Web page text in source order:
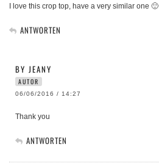
I love this crop top, have a very similar one 🙂
ANTWORTEN
BY JEANY
AUTOR
06/06/2016 / 14:27
Thank you
ANTWORTEN